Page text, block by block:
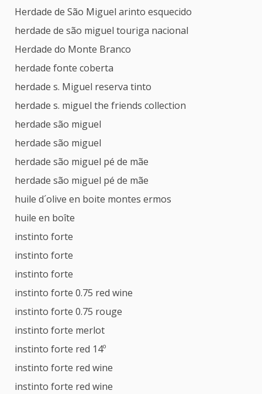
Herdade de São Miguel arinto esquecido
herdade de são miguel touriga nacional
Herdade do Monte Branco
herdade fonte coberta
herdade s. Miguel reserva tinto
herdade s. miguel the friends collection
herdade são miguel
herdade são miguel
herdade são miguel pé de mãe
herdade são miguel pé de mãe
huile d´olive en boite montes ermos
huile en boîte
instinto forte
instinto forte
instinto forte
instinto forte 0.75 red wine
instinto forte 0.75 rouge
instinto forte merlot
instinto forte red 14º
instinto forte red wine
instinto forte red wine